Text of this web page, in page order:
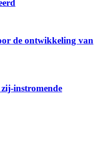
de ontwikkeling van
instromende